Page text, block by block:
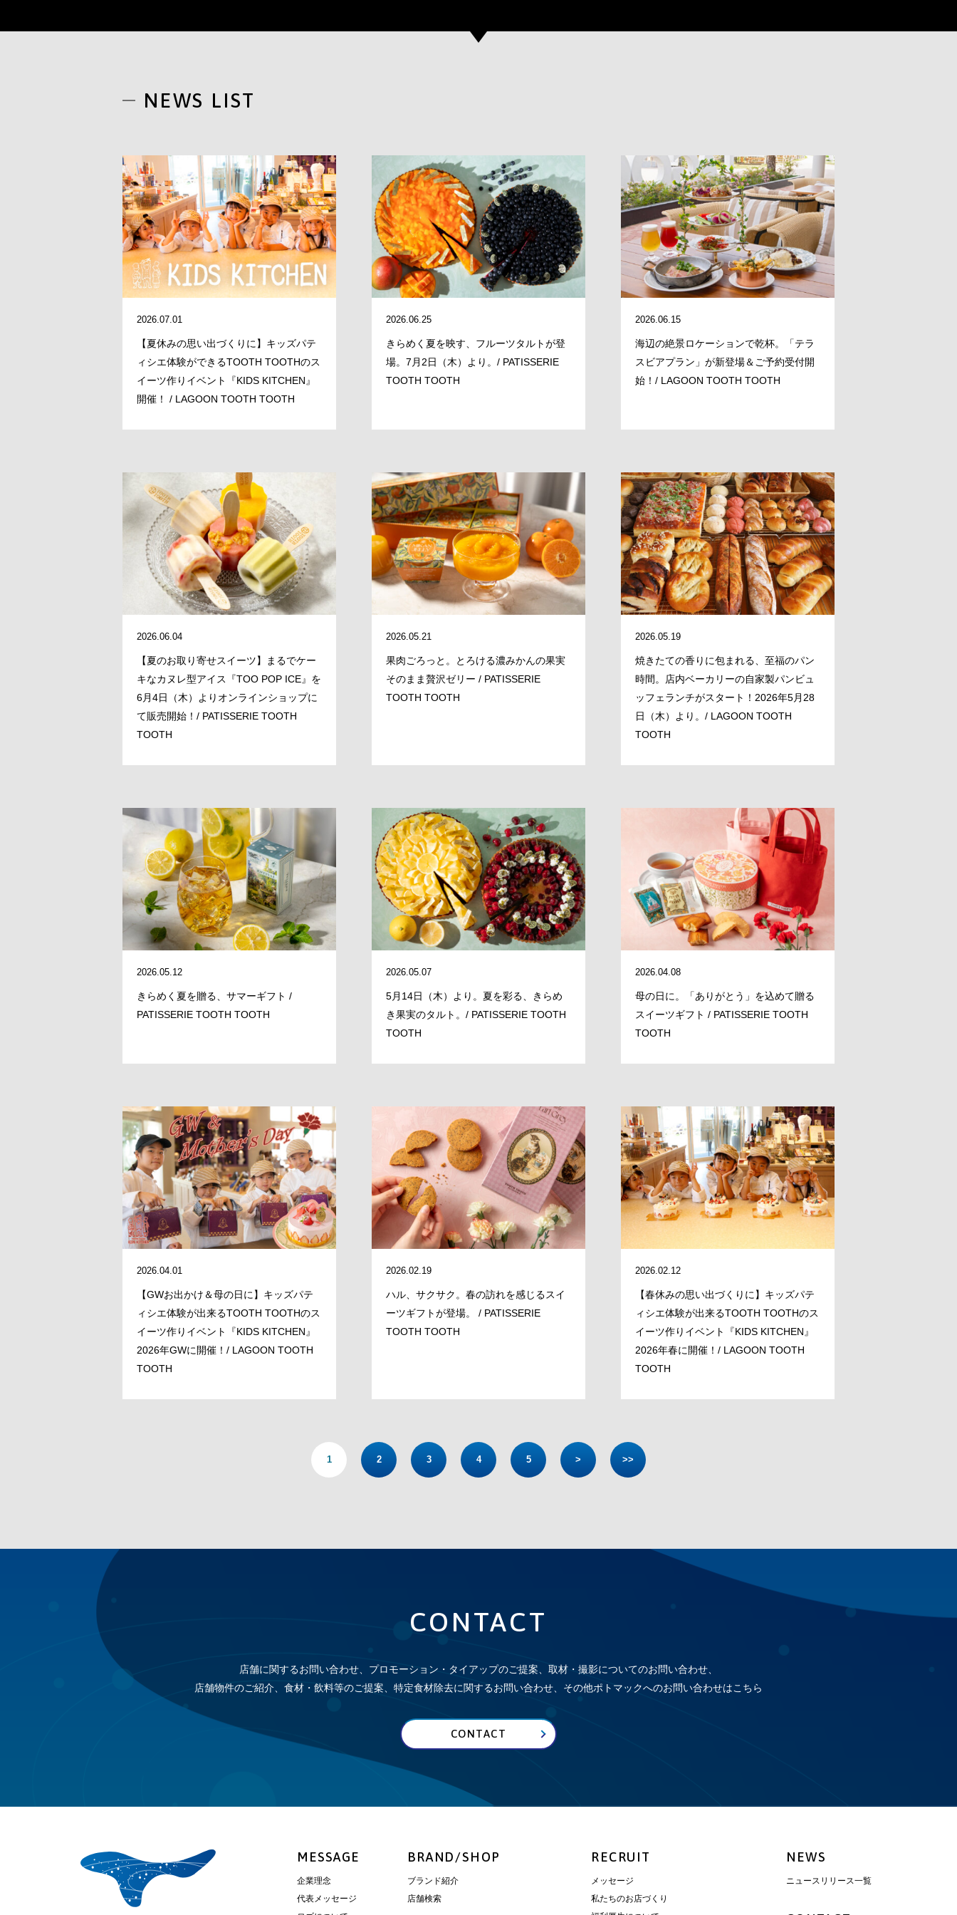
MESSAGE
COMPANY
BRAND/SHOP
DOMAIN
CLOSE
NEWS LIST
2026.07.01
【夏休みの思い出づくりに】キッズパテ
ィシエ体験ができるTOOTH TOOTHのス
イーツ作りイベント『KIDS KITCHEN』
開催！ / LAGOON TOOTH TOOTH
2026.06.25
きらめく夏を映す、フルーツタルトが登
場。7月2日（木）より。/ PATISSERIE
TOOTH TOOTH
2026.06.15
海辺の絶景ロケーションで乾杯。「テラ
スビアプラン」が新登場＆ご予約受付開
始！/ LAGOON TOOTH TOOTH
2026.06.04
【夏のお取り寄せスイーツ】まるでケー
キなカヌレ型アイス『TOO POP ICE』を
6月4日（木）よりオンラインショップに
て販売開始！/ PATISSERIE TOOTH
TOOTH
2026.05.21
果肉ごろっと。とろける濃みかんの果実
そのまま贅沢ゼリー / PATISSERIE
TOOTH TOOTH
2026.05.19
焼きたての香りに包まれる、至福のパン
時間。店内ベーカリーの自家製パンビュ
ッフェランチがスタート！2026年5月28
日（木）より。/ LAGOON TOOTH
TOOTH
2026.05.12
きらめく夏を贈る、サマーギフト /
PATISSERIE TOOTH TOOTH
2026.05.07
5月14日（木）より。夏を彩る、きらめ
き果実のタルト。/ PATISSERIE TOOTH
TOOTH
2026.04.08
母の日に。「ありがとう」を込めて贈る
スイーツギフト / PATISSERIE TOOTH
TOOTH
2026.04.01
【GWお出かけ＆母の日に】キッズパテ
ィシエ体験が出来るTOOTH TOOTHのス
イーツ作りイベント『KIDS KITCHEN』
2026年GWに開催！/ LAGOON TOOTH
TOOTH
2026.02.19
ハル、サクサク。春の訪れを感じるスイ
ーツギフトが登場。 / PATISSERIE
TOOTH TOOTH
2026.02.12
【春休みの思い出づくりに】キッズパテ
ィシエ体験が出来るTOOTH TOOTHのス
イーツ作りイベント『KIDS KITCHEN』
2026年春に開催！/ LAGOON TOOTH
TOOTH
1 2 3 4 5 > >>
CONTACT
店舗に関するお問い合わせ、プロモーション・タイアップのご提案、取材・撮影についてのお問い合わせ、
店舗物件のご紹介、食材・飲料等のご提案、特定食材除去に関するお問い合わせ、その他ポトマックへのお問い合わせはこちら
CONTACT
MESSAGE
企業理念
代表メッセージ
BRAND/SHOP
ブランド紹介
店舗検索
RECRUIT
メッセージ
私たちのお店づくり
NEWS
ニュースリリース一覧